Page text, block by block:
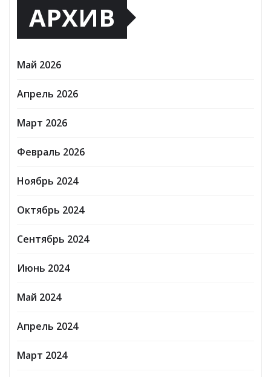
АРХИВ
Май 2026
Апрель 2026
Март 2026
Февраль 2026
Ноябрь 2024
Октябрь 2024
Сентябрь 2024
Июнь 2024
Май 2024
Апрель 2024
Март 2024